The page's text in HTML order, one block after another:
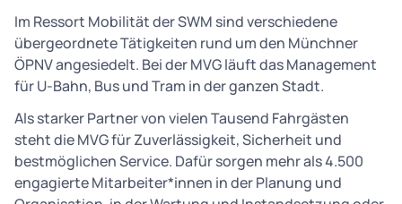
Im Ressort Mobilität der SWM sind verschiedene
übergeordnete Tätigkeiten rund um den Münchner
ÖPNV angesiedelt. Bei der MVG läuft das Management
für U-Bahn, Bus und Tram in der ganzen Stadt.
Als starker Partner von vielen Tausend Fahrgästen
steht die MVG für Zuverlässigkeit, Sicherheit und
bestmöglichen Service. Dafür sorgen mehr als 4.500
engagierte Mitarbeiter*innen in der Planung und